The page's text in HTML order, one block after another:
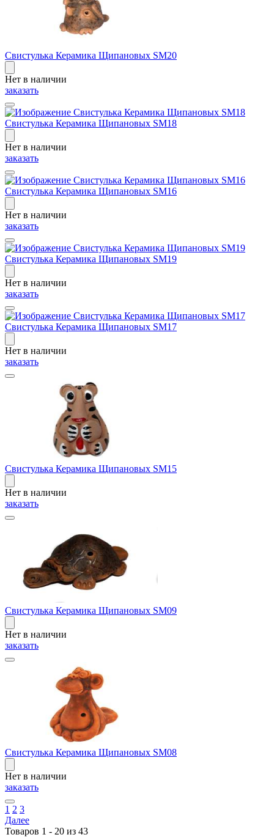
Свистулька Керамика Щипановых SM20
Нет в наличии
заказать
Свистулька Керамика Щипановых SM18
Нет в наличии
заказать
Свистулька Керамика Щипановых SM16
Нет в наличии
заказать
Свистулька Керамика Щипановых SM19
Нет в наличии
заказать
Свистулька Керамика Щипановых SM17
Нет в наличии
заказать
Свистулька Керамика Щипановых SM15
Нет в наличии
заказать
Свистулька Керамика Щипановых SM09
Нет в наличии
заказать
Свистулька Керамика Щипановых SM08
Нет в наличии
заказать
1 2 3
Далее
Товаров 1 - 20 из 43